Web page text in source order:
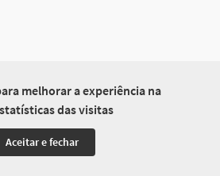
melhorar a experiência na
das visitas
Aceitar e fechar